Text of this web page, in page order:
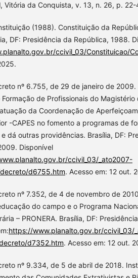
Vitória da Conquista, v. 13, n. 26, p.
(1988). Constituição da
DF: Presidência da República, 1988.
ccivil_03/Constituicao/
nº 6.755, de 29 de janeiro de
de Profissionais do Magistério
da Coordenação de
-CAPES no fomento a programas de
dá outras providências. Brasília, DF:
Disponível
ccivil_03/_ato2007-
d6755.htm. Acesso em: 12 out.
nº 7.352, de 4 de novembro de
do campo e o Programa
– PRONERA. Brasília, DF:
https://www.planalto.gov.br/ccivil_03/
d7352.htm. Acesso em: 12 out.
nº 9.334, de 5 de abril de 2018.